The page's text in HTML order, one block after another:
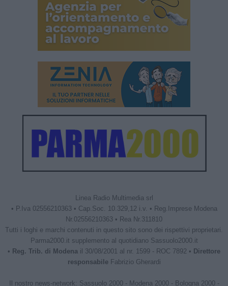
Linea Radio Multimedia srl
• P.Iva 02556210363 • Cap.Soc. 10.329,12 i.v. • Reg.Imprese Modena
Nr.02556210363 • Rea Nr.311810
Tutti i loghi e marchi contenuti in questo sito sono dei rispettivi proprietari.
Parma2000.it supplemento al quotidiano Sassuolo2000.it
• Reg. Trib. di Modena il 30/08/2001 al nr. 1599 - ROC 7892 • Direttore
responsabileFabrizio Gherardi
Il nostro news-network: Sassuolo 2000- Modena 2000- Bologna 2000-